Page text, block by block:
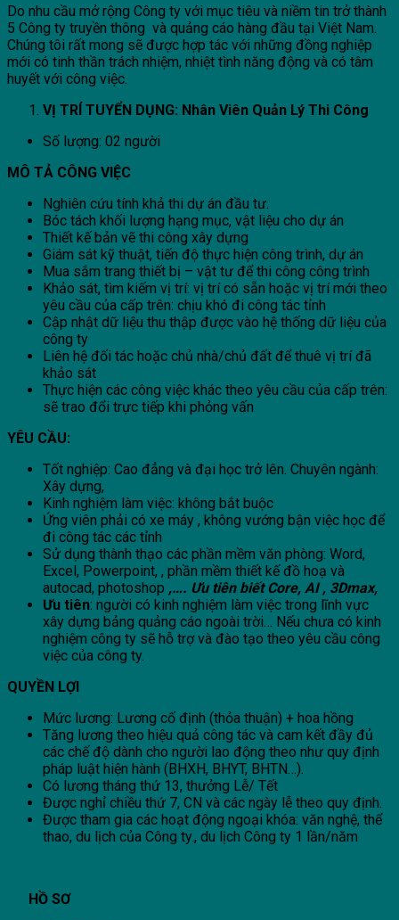
Do nhu cầu mở rộng Công ty với mục tiêu và niềm tin trở thành
5 Công ty truyền thông và quảng cáo hàng đầu tại Việt Nam.
Chúng tôi rất mong sẽ được hợp tác với những đồng nghiệp
mới có tinh thần trách nhiệm, nhiệt tình năng động và có tâm
huyết với công việc.
VỊ TRÍ TUYỂN DỤNG: Nhân Viên Quản Lý Thi Công
Số lượng: 02 người
MÔ TẢ CÔNG VIỆC
Nghiên cứu tính khả thi dự án đầu tư.
Bóc tách khối lượng hạng mục, vật liệu cho dự án
Thiết kế bản vẽ thi công xây dựng
Giám sát kỹ thuật, tiến độ thực hiện công trình, dự án
Mua sắm trang thiết bị – vật tư để thi công công trình
Khảo sát, tìm kiếm vị trí: vị trí có sẵn hoặc vị trí mới theo
yêu cầu của cấp trên: chịu khó đi công tác tỉnh
Cập nhật dữ liệu thu thập được vào hệ thống dữ liệu của
công ty
Liên hệ đối tác hoặc chủ nhà/chủ đất để thuê vị trí đã
khảo sát
Thực hiện các công việc khác theo yêu cầu của cấp trên:
sẽ trao đổi trực tiếp khi phỏng vấn
YÊU CẦU:
Tốt nghiệp: Cao đẳng và đại học trở lên. Chuyên ngành:
Xây dựng,
Kinh nghiệm làm việc: không bắt buộc
Ứng viên phải có xe máy , không vướng bận việc học để
đi công tác các tỉnh
Sử dụng thành thạo các phần mềm văn phòng: Word,
Excel, Powerpoint, , phần mềm thiết kế đồ hoạ và
autocad, photoshop ,…. Ưu tiên biết Core, AI , 3Dmax,
Ưu tiên: người có kinh nghiệm làm việc trong lĩnh vực
xây dựng bảng quảng cáo ngoài trời… Nếu chưa có kinh
nghiệm công ty sẽ hỗ trợ và đào tạo theo yêu cầu công
việc của công ty.
QUYỀN LỢI
Mức lương: Lương cố định (thỏa thuận) + hoa hồng
Tăng lương theo hiệu quả công tác và cam kết đầy đủ
các chế độ dành cho người lao động theo như quy định
pháp luật hiện hành (BHXH, BHYT, BHTN…).
Có lương tháng thứ 13, thưởng Lễ/ Tết
Được nghỉ chiều thứ 7, CN và các ngày lễ theo quy định.
Được tham gia các hoạt động ngoại khóa: văn nghệ, thể
thao, du lịch của Công ty., du lịch Công ty 1 lần/năm
HỒ SƠ